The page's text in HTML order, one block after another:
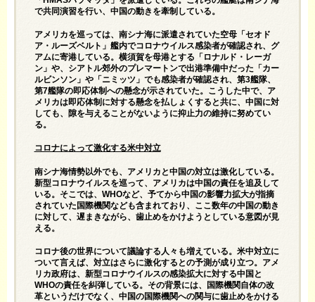
で共同演習を行い、中国の動きを牽制している。
アメリカを巡っては、南シナ海に派遣されていた空母「セオド
ア・ルーズベルト」艦内でコロナウイルス感染者が確認され、グ
アムに寄港している。横須賀を母港とする「ロナルド・レーガ
ン」や、シアトル郊外のプレマートンで出港準備中だった「カー
ルビンソン」や「ニミッツ」でも感染者が確認され、第3艦隊、
第7艦隊の即応体制への懸念が示されていた。こうした中で、ア
メリカは即応体制に対する懸念を払しょくすると共に、中国に対
しても、隙を与えることがないように抑止力の維持に努めてい
る。
コロナによって激化する米中対立
南シナ海情勢以外でも、アメリカと中国の対立は激化している。
新型コロナウイルスを巡って、アメリカは中国の責任を追及して
いる。そこでは、WHOなど、予てから中国の影響力拡大が指摘
されていた国際機関なども含まれており、ここ数年の中国の動き
に対して、遅まきながら、歯止めをかけようとしている意図が見
える。
コロナ後の世界について議論する人々も増えている。米中対立に
ついて言えば、対立はさらに激化するとの予測が成り立つ。アメ
リカ政府は、新型コロナウイルスの感染拡大に対する中国と
WHOの責任を糾弾している。その背景には、国際機関自体の改
革というだけでなく、中国の国際機関への関与に歯止めをかける